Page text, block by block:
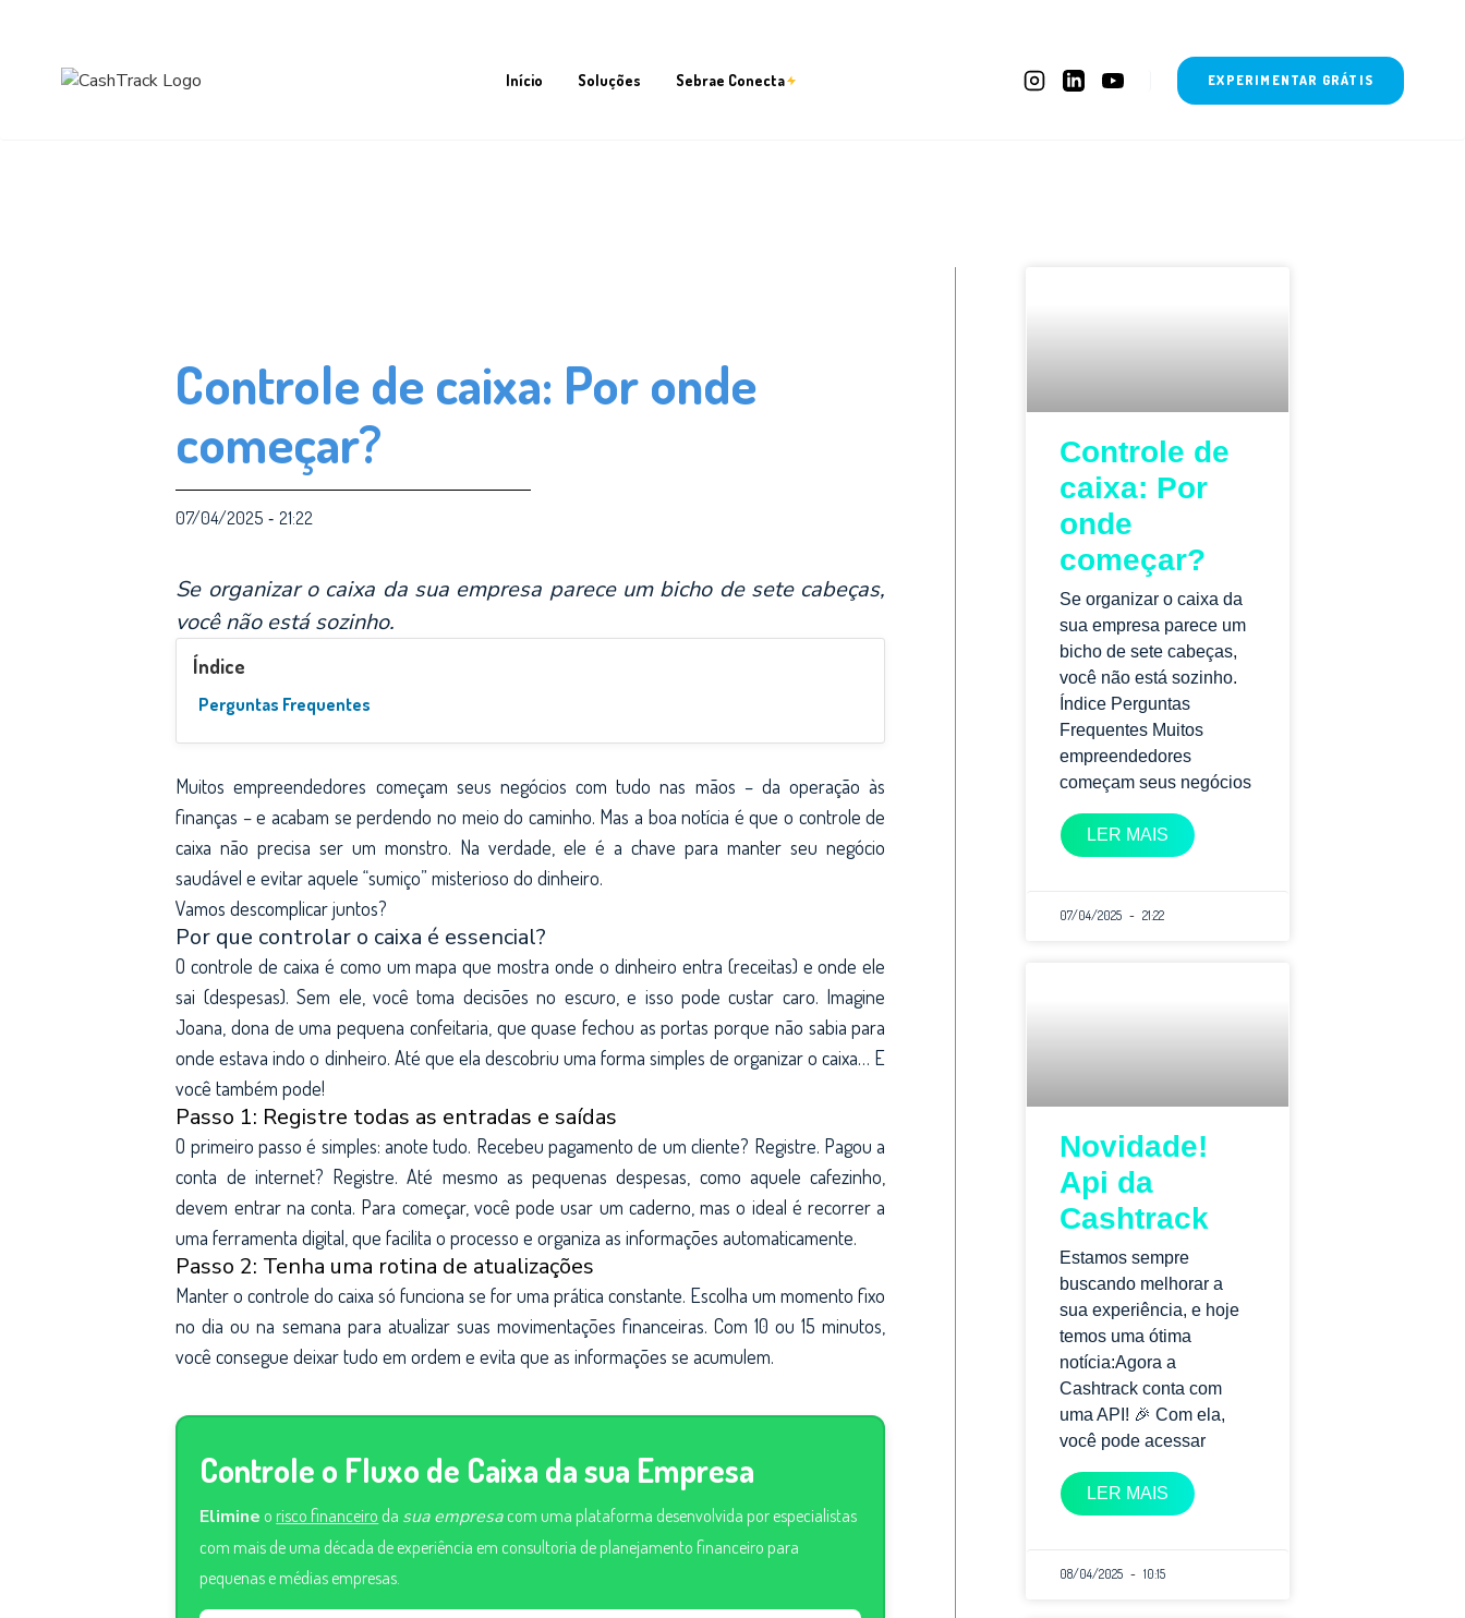
Controle de caixa: Por onde
começar?
07/04/2025 - 21:22
Se organizar o caixa da sua empresa parece um bicho de sete cabeças,
você não está sozinho.
Índice
Perguntas Frequentes
Muitos empreendedores começam seus negócios com tudo nas mãos – da operação às
finanças – e acabam se perdendo no meio do caminho. Mas a boa notícia é que o controle de
caixa não precisa ser um monstro. Na verdade, ele é a chave para manter seu negócio
saudável e evitar aquele “sumiço” misterioso do dinheiro.
Vamos descomplicar juntos?
Por que controlar o caixa é essencial?
O controle de caixa é como um mapa que mostra onde o dinheiro entra (receitas) e onde ele
sai (despesas). Sem ele, você toma decisões no escuro, e isso pode custar caro. Imagine
Joana, dona de uma pequena confeitaria, que quase fechou as portas porque não sabia para
onde estava indo o dinheiro. Até que ela descobriu uma forma simples de organizar o caixa… E
você também pode!
Passo 1: Registre todas as entradas e saídas
O primeiro passo é simples: anote tudo. Recebeu pagamento de um cliente? Registre. Pagou a
conta de internet? Registre. Até mesmo as pequenas despesas, como aquele cafezinho,
devem entrar na conta. Para começar, você pode usar um caderno, mas o ideal é recorrer a
uma ferramenta digital, que facilita o processo e organiza as informações automaticamente.
Passo 2: Tenha uma rotina de atualizações
Manter o controle do caixa só funciona se for uma prática constante. Escolha um momento fixo
no dia ou na semana para atualizar suas movimentações financeiras. Com 10 ou 15 minutos,
você consegue deixar tudo em ordem e evita que as informações se acumulem.
Controle o Fluxo de Caixa da sua Empresa
Elimine o risco financeiro da sua empresa com uma plataforma desenvolvida por especialistas
com mais de uma década de experiência em consultoria de planejamento financeiro para
pequenas e médias empresas.
Controle de
caixa: Por
onde
começar?
Se organizar o caixa da
sua empresa parece um
bicho de sete cabeças,
você não está sozinho.
Índice Perguntas
Frequentes Muitos
empreendedores
começam seus negócios
LER MAIS
07/04/2025 21:22
Novidade!
Api da
Cashtrack
Estamos sempre
buscando melhorar a
sua experiência, e hoje
temos uma ótima
notícia:Agora a
Cashtrack conta com
uma API! 🎉 Com ela,
você pode acessar
LER MAIS
08/04/2025 10:15
Início Soluções Sebrae Conecta EXPERIMENTAR GRÁTIS